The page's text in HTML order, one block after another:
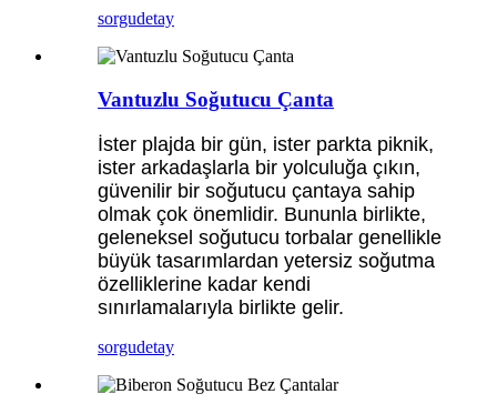
sorgudetay
Vantuzlu Soğutucu Çanta
İster plajda bir gün, ister parkta piknik,
ister arkadaşlarla bir yolculuğa çıkın,
güvenilir bir soğutucu çantaya sahip
olmak çok önemlidir. Bununla birlikte,
geleneksel soğutucu torbalar genellikle
büyük tasarımlardan yetersiz soğutma
özelliklerine kadar kendi
sınırlamalarıyla birlikte gelir.
sorgudetay